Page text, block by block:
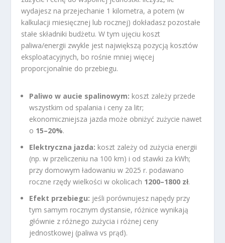
wydajesz na przejechanie 1 kilometra, a potem (w
kalkulacji miesięcznej lub rocznej) dokładasz pozostałe
stałe składniki budżetu. W tym ujęciu koszt
paliwa/energii zwykle jest największą pozycją kosztów
eksploatacyjnych, bo rośnie mniej więcej
proporcjonalnie do przebiegu.
Paliwo w aucie spalinowym: koszt zależy przede
wszystkim od spalania i ceny za litr;
ekonomiczniejsza jazda może obniżyć zużycie nawet
o 15–20%.
Elektryczna jazda: koszt zależy od zużycia energii
(np. w przeliczeniu na 100 km) i od stawki za kWh;
przy domowym ładowaniu w 2025 r. podawano
roczne rzędy wielkości w okolicach 1200–1800 zł.
Efekt przebiegu: jeśli porównujesz napędy przy
tym samym rocznym dystansie, różnice wynikają
głównie z różnego zużycia i różnej ceny
jednostkowej (paliwa vs prąd).